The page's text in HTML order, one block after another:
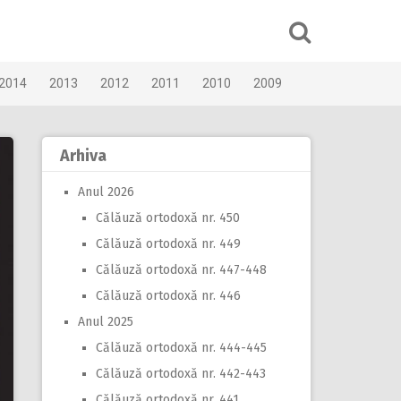
2013 2012 2011 2010 2009
Arhiva
Anul 2026
Călăuză ortodoxă nr. 450
Călăuză ortodoxă nr. 449
Călăuză ortodoxă nr. 447-448
Călăuză ortodoxă nr. 446
Anul 2025
Călăuză ortodoxă nr. 444-445
Călăuză ortodoxă nr. 442-443